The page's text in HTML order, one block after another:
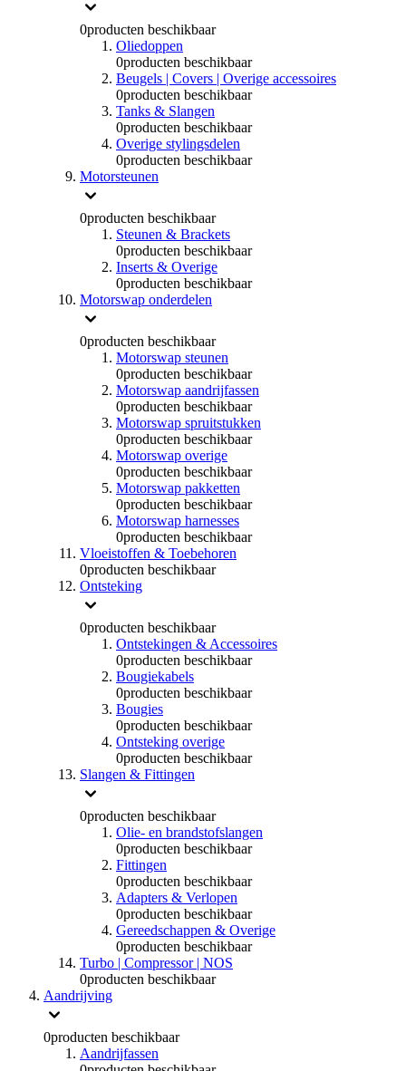
0producten beschikbaar
Oliedoppen
0producten beschikbaar
Beugels | Covers | Overige accessoires
0producten beschikbaar
Tanks & Slangen
0producten beschikbaar
Overige stylingsdelen
0producten beschikbaar
Motorsteunen
0producten beschikbaar
Steunen & Brackets
0producten beschikbaar
Inserts & Overige
0producten beschikbaar
Motorswap onderdelen
0producten beschikbaar
Motorswap steunen
0producten beschikbaar
Motorswap aandrijfassen
0producten beschikbaar
Motorswap spruitstukken
0producten beschikbaar
Motorswap overige
0producten beschikbaar
Motorswap pakketten
0producten beschikbaar
Motorswap harnesses
0producten beschikbaar
Vloeistoffen & Toebehoren
0producten beschikbaar
Ontsteking
0producten beschikbaar
Ontstekingen & Accessoires
0producten beschikbaar
Bougiekabels
0producten beschikbaar
Bougies
0producten beschikbaar
Ontsteking overige
0producten beschikbaar
Slangen & Fittingen
0producten beschikbaar
Olie- en brandstofslangen
0producten beschikbaar
Fittingen
0producten beschikbaar
Adapters & Verlopen
0producten beschikbaar
Gereedschappen & Overige
0producten beschikbaar
Turbo | Compressor | NOS
0producten beschikbaar
Aandrijving
0producten beschikbaar
Aandrijfassen